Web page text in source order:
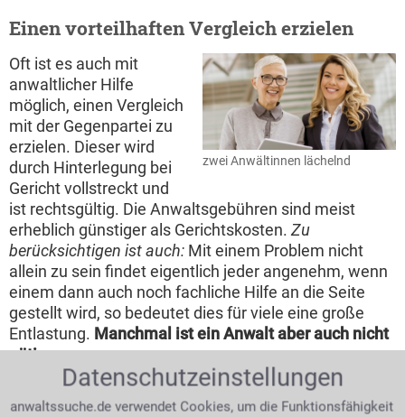
Einen vorteilhaften Vergleich erzielen
zwei Anwältinnen lächelnd
Oft ist es auch mit
anwaltlicher Hilfe
möglich, einen Vergleich
mit der Gegenpartei zu
erzielen. Dieser wird
durch Hinterlegung bei
Gericht vollstreckt und
ist rechtsgültig. Die Anwaltsgebühren sind meist
erheblich günstiger als Gerichtskosten. Zu
berücksichtigen ist auch: Mit einem Problem nicht
allein zu sein findet eigentlich jeder angenehm, wenn
einem dann auch noch fachliche Hilfe an die Seite
gestellt wird, so bedeutet dies für viele eine große
Entlastung. Manchmal ist ein Anwalt aber auch nicht
nötig.
Wenn der Gegner insolvent ist
Datenschutzeinstellungen
anwaltssuche.de verwendet Cookies, um die Funktionsfähigkeit